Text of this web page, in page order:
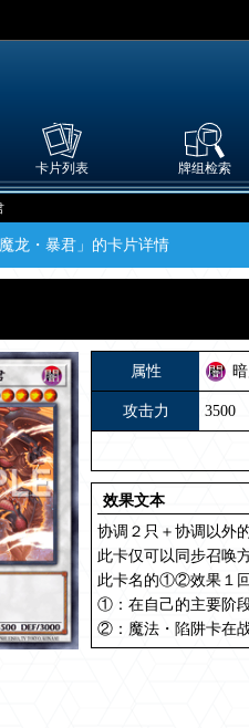
卡片列表 牌组检索
龙・暴君」的卡片详情
属性
攻击力 3500
效果文本
协调２只＋协调以外
此卡仅可以同步召唤
此卡名的①②效果１回
①：在自己的主要阶
②：魔法・陷阱卡在